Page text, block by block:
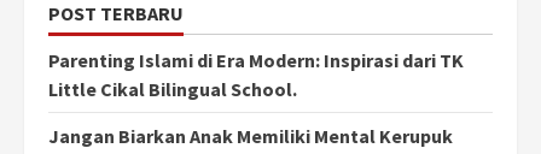
POST TERBARU
Parenting Islami di Era Modern: Inspirasi dari TK
Little Cikal Bilingual School.
Jangan Biarkan Anak Memiliki Mental Kerupuk